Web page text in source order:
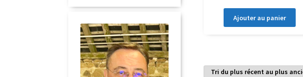
Ajouter au panier